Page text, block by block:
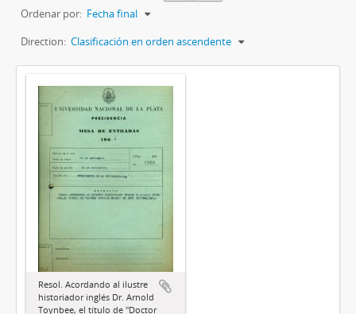
Ordenar por: Fecha final
Direction: Clasificación en orden ascendente
Resol. Acordando al ilustre
historiador inglés Dr. Arnold
Toynbee, el título de "Doctor